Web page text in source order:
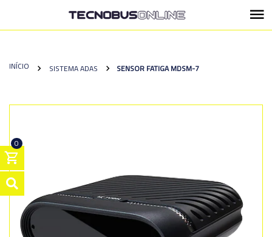
0
INÍCIO SISTEMA ADAS SENSOR FATIGA MDSM-7